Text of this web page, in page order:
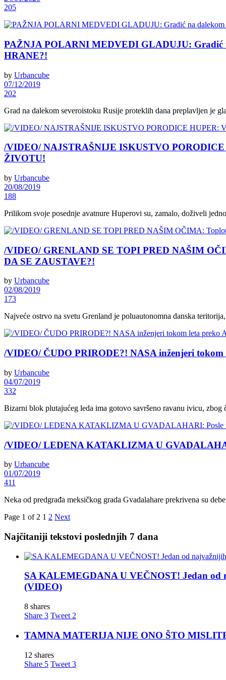
205
PAŽNJA POLARNI MEDVEDI GLADUJU: Gradić
HRANE?!
by Urbancube
07/12/2019
202
Grad na dalekom severoistoku Rusije proteklih dana preplavljen je
/VIDEO/ NAJSTRAŠNIJE ISKUSTVO PORODICE
ŽIVOTU!
by Urbancube
20/08/2019
188
Prilikom svoje posednje avatnure Huperovi su, zamalo, doživeli
/VIDEO/ GRENLAND SE TOPI PRED NAŠIM
DA SE ZAUSTAVE?!
by Urbancube
02/08/2019
173
Najveće ostrvo na svetu Grenland je poluautonomna danska
/VIDEO/ ČUDO PRIRODE?! NASA inženjeri
by Urbancube
04/07/2019
332
Bizarni blok plutajućeg leda ima gotovo savršeno ravanu ivicu,
/VIDEO/ LEDENA KATAKLIZMA U
by Urbancube
01/07/2019
411
Neka od predgrađa meksičkog grada Gvadalahare prekrivena su
Page 1 of 2 1 2 Next
Najčitaniji tekstovi poslednjih 7 dana
SA KALEMEGDANA U VEČNOST! Jedan od
(VIDEO)
8 shares
Share 3 Tweet 2
TAMNA MATERIJA NIJE ONO ŠTO
12 shares
Share 5 Tweet 3